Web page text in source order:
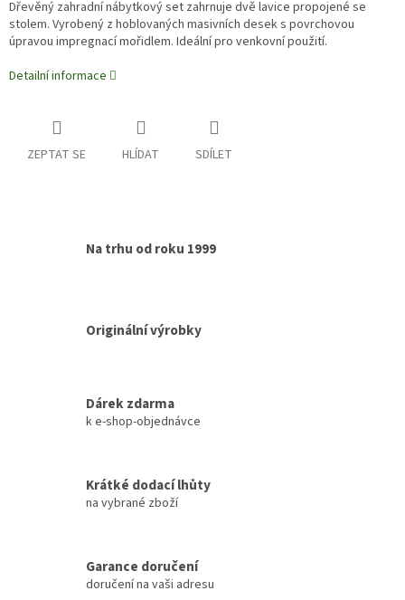
Dřevěný zahradní nábytkový set zahrnuje dvě lavice propojené se
stolem. Vyrobený z hoblovaných masivních desek s povrchovou
úpravou impregnací mořidlem. Ideální pro venkovní použití.
Detailní informace
ZEPTAT SE HLÍDAT SDÍLET
Na trhu od roku 1999
Originální výrobky
Dárek zdarma
k e-shop-objednávce
Krátké dodací lhůty
na vybrané zboží
Garance doručení
doručení na vaši adresu